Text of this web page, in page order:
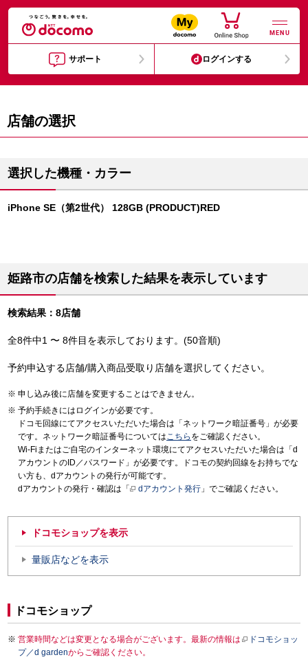
MENU
サポート ログインする
店舗の選択
選択した機種・カラー
iPhone SE（第2世代） 128GB (PRODUCT)RED
姫路市の店舗を検索した結果を表示しています
検索結果：8店舗
全8件中1 〜 8件目を表示しております。(50音順)
予約申込する店舗/購入商品受取り店舗を選択してください。
申し込み後に店舗を変更することはできません。
予約手続きにはログインが必要です。
ドコモ回線にてアクセスいただいた場合は「ネットワーク暗証番号」が必要
です。ネットワーク暗証番号についてはこちら をご確認ください。
Wi-Fiまたはご自宅のインターネット環境にてアクセスいただいた場合は「d
アカウントのID／パスワード」が必要です。ドコモの契約回線をお持ちでな
い方も、dアカウントの発行が可能です。
dアカウントの発行・確認は「
dアカウント発行 」でご確認ください。
ドコモショップを表示
量販店などを表示
ドコモショップ
営業時間などは変更となる場合がございます。最新の情報は
ドコモショッ
プ／d gardenからご確認ください。